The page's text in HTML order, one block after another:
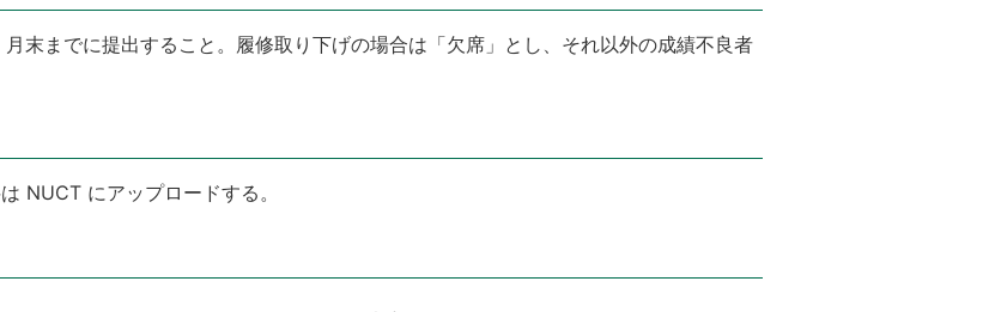
末までに提出すること。履修取り下げの場合は「欠席」とし、それ以外の成績不良者
NUCT にアップロードする。